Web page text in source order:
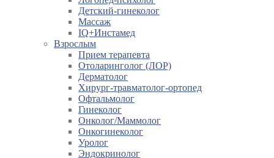
Детский-гинеколог
Массаж
IQ+Инстамед
Взрослым
Прием терапевта
Отоларинголог (ЛОР)
Дерматолог
Хирург-травматолог-ортопед
Офтальмолог
Гинеколог
Онколог/Маммолог
Онкогинеколог
Уролог
Эндокринолог